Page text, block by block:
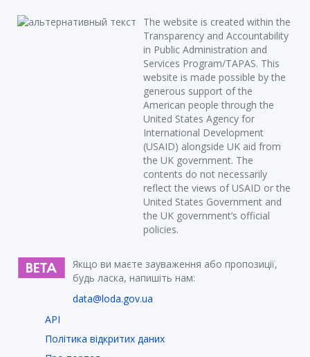
The website is created within the
Transparency and Accountability
in Public Administration and
Services Program/TAPAS. This
website is made possible by the
generous support of the
American people through the
United States Agency for
International Development
(USAID) alongside UK aid from
the UK government. The
contents do not necessarily
reflect the views of USAID or the
United States Government and
the UK government’s official
policies.
Якщо ви маєте зауваження або пропозиції,
будь ласка, напишіть нам:
data@loda.gov.ua
API
Політика відкритих даних